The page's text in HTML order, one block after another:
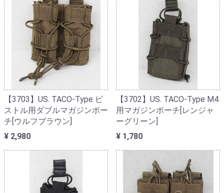
【3703】US. TACO-Type ピ
ストル用ダブルマガジンポー
チ[ウルフブラウン]
¥ 2,980
【3702】US. TACO-Type M4
用マガジンポーチ[レンジャ
ーグリーン]
¥ 1,780